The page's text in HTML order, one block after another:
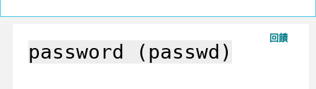
回饋
password (passwd)